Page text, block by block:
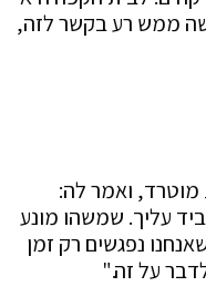
ממש רע בקשר לזה,
מוטרד, ואמר לה:
עליך. שמשהו מונע
נפגשים רק זמן
על זה."